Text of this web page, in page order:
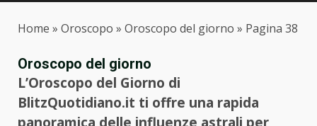
Home » Oroscopo » Oroscopo del giorno » Pagina 38
Oroscopo del giorno
L’Oroscopo del Giorno di
BlitzQuotidiano.it ti offre una rapida